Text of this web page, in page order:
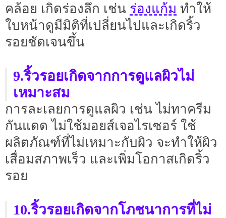
คล้อย เกิดร่องลึก เช่น ร่องแก้ม ทำให้
ใบหน้าดูมีมิติที่เปลี่ยนไปและเกิดริ้ว
รอยชัดเจนขึ้น
9.ริ้วรอยเกิดจากการดูแลผิวไม่
เหมาะสม
การละเลยการดูแลผิว เช่น ไม่ทาครีม
กันแดด ไม่ใช้มอยส์เจอไรเซอร์ ใช้
ผลิตภัณฑ์ที่ไม่เหมาะกับผิว จะทำให้ผิว
เสื่อมสภาพเร็ว และเพิ่มโอกาสเกิดริ้ว
รอย
10.ริ้วรอยเกิดจากโภชนาการที่ไม่